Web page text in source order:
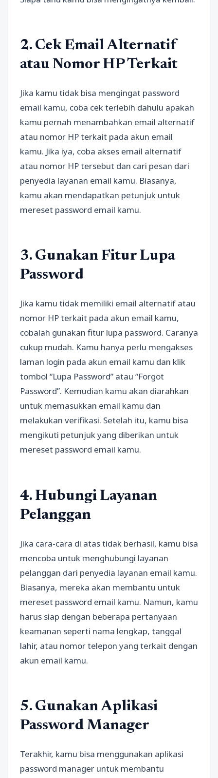
2. Cek Email Alternatif
atau Nomor HP Terkait
Jika kamu tidak bisa mengingat password
email kamu, coba cek terlebih dahulu apakah
kamu pernah menambahkan email alternatif
atau nomor HP terkait pada akun email
kamu. Jika iya, coba akses email alternatif
atau nomor HP tersebut dan cari pesan dari
penyedia layanan email kamu. Biasanya,
kamu akan mendapatkan petunjuk untuk
mereset password email kamu.
3. Gunakan Fitur Lupa
Password
Jika kamu tidak memiliki email alternatif atau
nomor HP terkait pada akun email kamu,
cobalah gunakan fitur lupa password. Caranya
cukup mudah. Kamu hanya perlu mengakses
laman login pada akun email kamu dan klik
tombol “Lupa Password” atau “Forgot
Password”. Kemudian kamu akan diarahkan
untuk memasukkan email kamu dan
melakukan verifikasi. Setelah itu, kamu bisa
mengikuti petunjuk yang diberikan untuk
mereset password email kamu.
4. Hubungi Layanan
Pelanggan
Jika cara-cara di atas tidak berhasil, kamu bisa
mencoba untuk menghubungi layanan
pelanggan dari penyedia layanan email kamu.
Biasanya, mereka akan membantu untuk
mereset password email kamu. Namun, kamu
harus siap dengan beberapa pertanyaan
keamanan seperti nama lengkap, tanggal
lahir, atau nomor telepon yang terkait dengan
akun email kamu.
5. Gunakan Aplikasi
Password Manager
Terakhir, kamu bisa menggunakan aplikasi
password manager untuk membantu